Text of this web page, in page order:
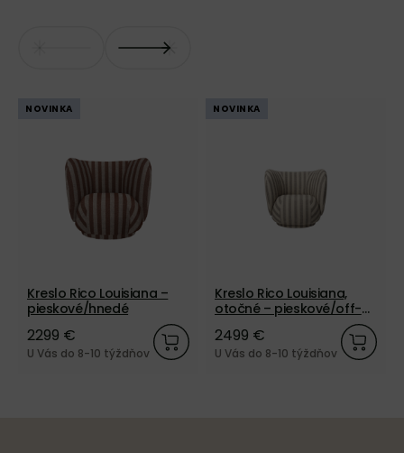
NOVINKA
Kreslo Rico Louisiana –
pieskové/hnedé
2299 €
U Vás do 8-10 týždňov
NOVINKA
Kreslo Rico Louisiana,
otočné – pieskové/off-
2499 €
U Vás do 8-10 týždňov